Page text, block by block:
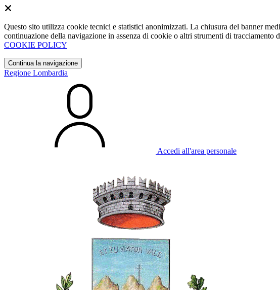
Questo sito utilizza cookie tecnici e statistici anonimizzati. La chiusura del banner
continuazione della navigazione in assenza di cookie o altri strumenti di tracciamento
COOKIE POLICY
Continua la navigazione
Regione Lombardia
Accedi all'area personale